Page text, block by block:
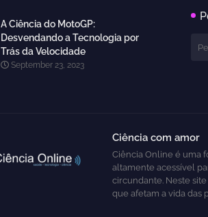
A Ciência do MotoGP:
Desvendando a Tecnologia por
Trás da Velocidade
September 23, 2023
Ciência com amor
Ciência Online é uma
altamente acessível
circundante. Neste
que afetam a vida das